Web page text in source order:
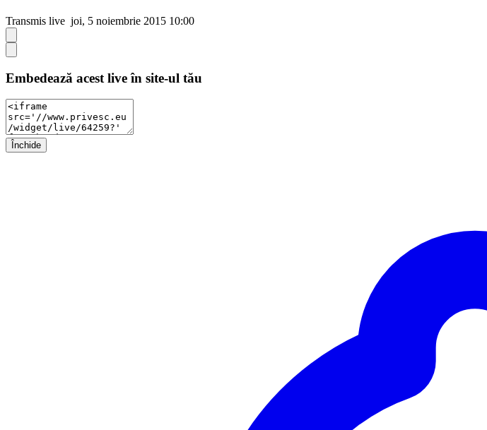
Transmis live joi, 5 noiembrie 2015 10:00
Embedează acest live în site-ul tău
Închide